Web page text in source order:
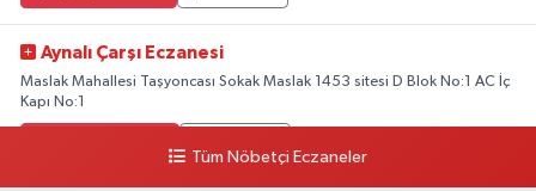
Aynalı Çarşı Eczanesi
Maslak Mahallesi Taşyoncası Sokak Maslak 1453 sitesi D Blok No:1 AC İç
Kapı No:1
Tüm Nöbetçi Eczaneler